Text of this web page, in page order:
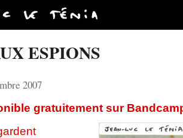
ESPIONS
2007
gratuitement sur